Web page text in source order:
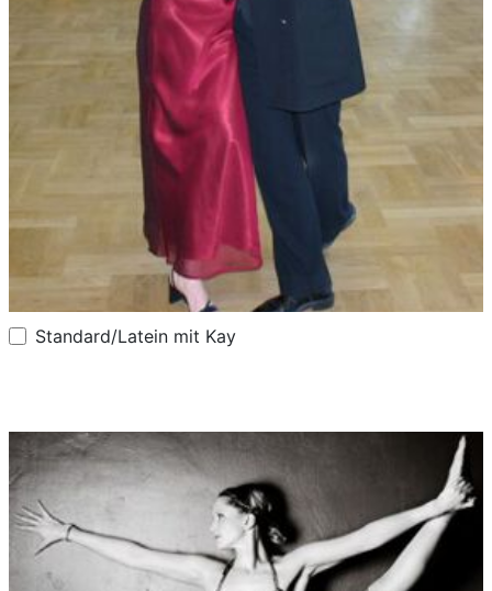
Standard/Latein mit Kay